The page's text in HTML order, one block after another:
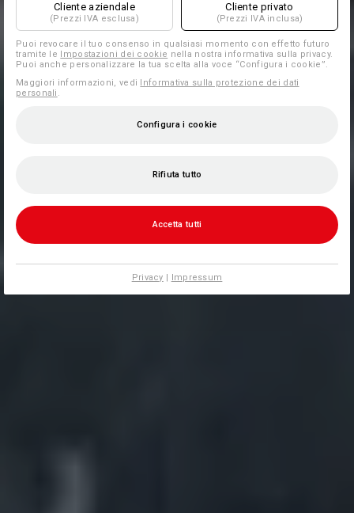
Cliente aziendale
(Prezzi IVA esclusa)
Cliente privato
(Prezzi IVA inclusa)
Puoi revocare il tuo consenso in qualsiasi momento con effetto futuro
tramite le Impostazioni dei cookie nella nostra informativa sulla privacy.
Puoi anche personalizzare la tua scelta alla voce “Configura i cookie”.
Maggiori informazioni, vedi Informativa sulla protezione dei dati
personali .
Configura i cookie
Rifiuta tutto
Accetta tutti
Privacy | Impressum